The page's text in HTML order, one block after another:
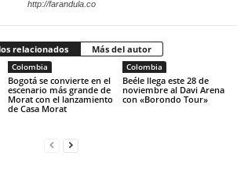
http://farandula.co
relacionados Más del autor
Colombia
Bogotá se convierte en el
escenario más grande de
Morat con el lanzamiento
de Casa Morat
Colombia
Beéle llega este 28 de
noviembre al Davi Arena
con «Borondo Tour»